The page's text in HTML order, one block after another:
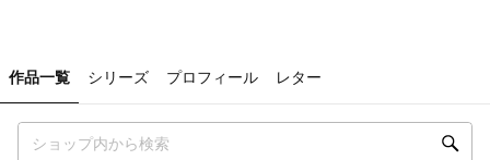
作品一覧 シリーズ プロフィール レター